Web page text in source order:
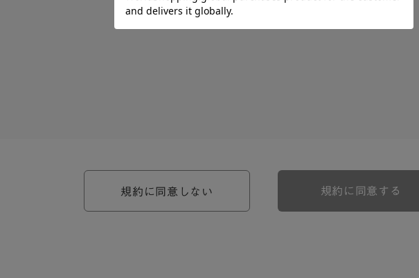
かんに関わらず、本規約の一部を構成するものとします。
規定の定めと矛盾する場合には、個別規定において特段の定めなき限り、個別規定の定めが
規約に同意しない 規約に同意する